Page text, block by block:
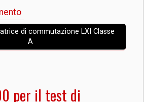
di commutazione LXI Classe
A
per il test di